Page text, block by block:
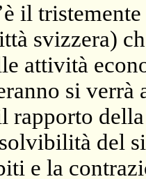
il
svizzera)
attività
si verrà
rapporto
del
e la